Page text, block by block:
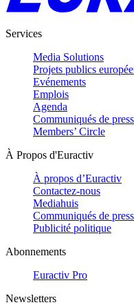
Services
Media Solutions
Projets publics
Evénements
Emplois
Agenda
Communiqués de
Members’ Circle
À Propos d'Euractiv
À propos d’Euractiv
Contactez-nous
Mediahuis
Communiqués de
Publicité politique
Abonnements
Euractiv Pro
Newsletters